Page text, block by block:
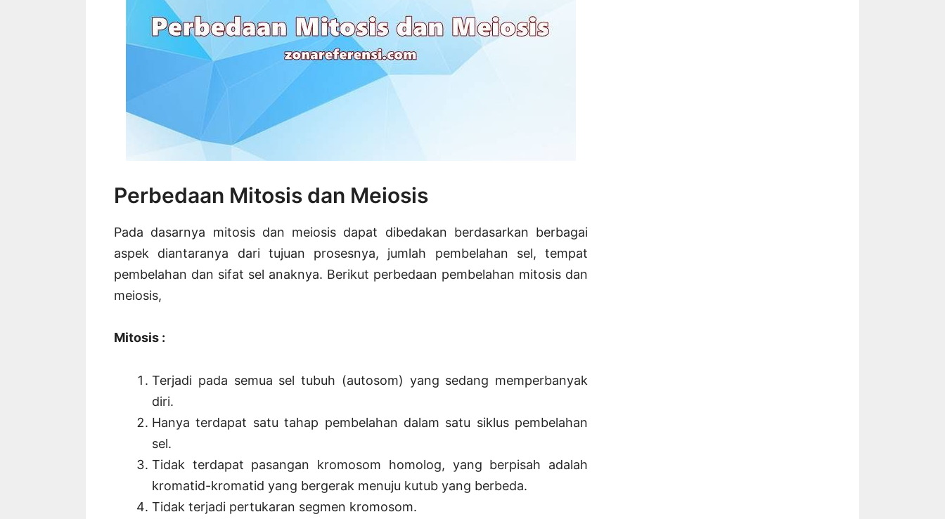
Perbedaan Mitosis dan Meiosis
Pada dasarnya mitosis dan meiosis dapat dibedakan berdasarkan berbagai
aspek diantaranya dari tujuan prosesnya, jumlah pembelahan sel, tempat
pembelahan dan sifat sel anaknya. Berikut perbedaan pembelahan mitosis dan
meiosis,
Mitosis :
Terjadi pada semua sel tubuh (autosom) yang sedang memperbanyak
diri.
Hanya terdapat satu tahap pembelahan dalam satu siklus pembelahan
sel.
Tidak terdapat pasangan kromosom homolog, yang berpisah adalah
kromatid-kromatid yang bergerak menuju kutub yang berbeda.
Tidak terjadi pertukaran segmen kromosom.